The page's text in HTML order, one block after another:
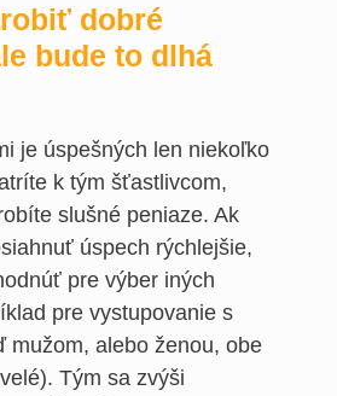
dobré
bude to dlhá
je úspešných len niekoľko
k tým šťastlivcom,
slušné peniaze. Ak
úspech rýchlejšie,
pre výber iných
pre vystupovanie s
mužom, alebo ženou, obe
Tým sa zvýši